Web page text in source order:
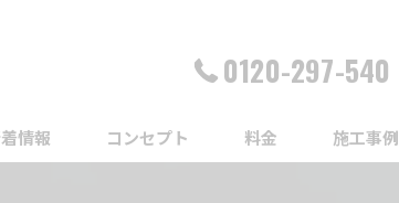
0120-297-540
情報 コンセプト 料金 施工事例